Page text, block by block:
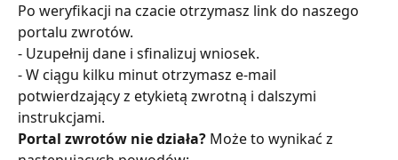
Po weryfikacji na czacie otrzymasz link do naszego
portalu zwrotów.
- Uzupełnij dane i sfinalizuj wniosek.
- W ciągu kilku minut otrzymasz e-mail
potwierdzający z etykietą zwrotną i dalszymi
instrukcjami.
Portal zwrotów nie działa? Może to wynikać z